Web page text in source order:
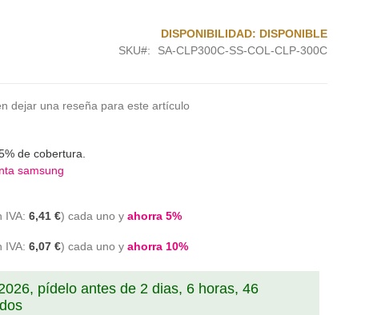
DISPONIBILIDAD: DISPONIBLE
SKU
SA-CLP300C-SS-COL-CLP-300C
dejar una reseña para este artículo
de cobertura.
samsung
6,41 € cada uno y ahorra 5%
6,07 € cada uno y ahorra 10%
pídelo antes de 2 dias, 6 horas, 46